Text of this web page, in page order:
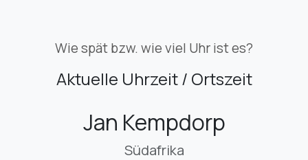
Wie spät bzw. wie viel Uhr ist es?
Aktuelle Uhrzeit / Ortszeit
Jan Kempdorp
Südafrika